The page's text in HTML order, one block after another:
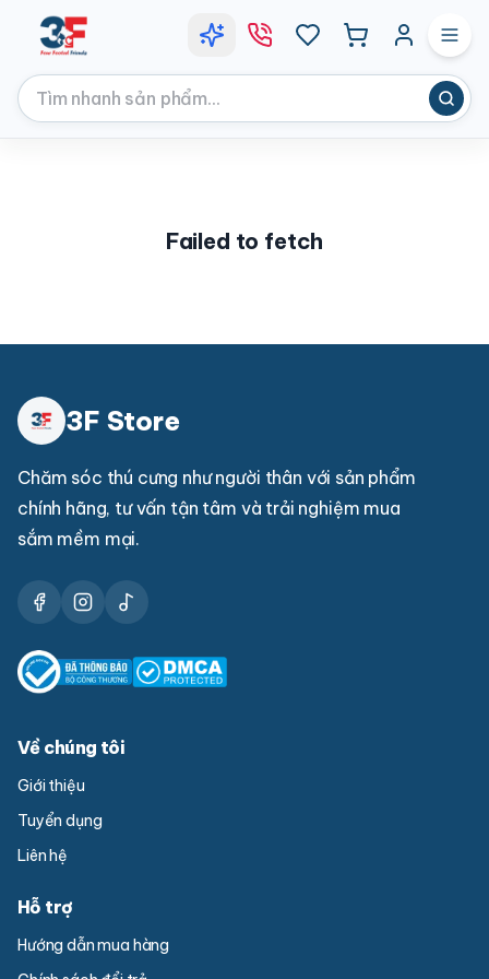
Failed to fetch
3F Store
Chăm sóc thú cưng như người thân với sản phẩm
chính hãng, tư vấn tận tâm và trải nghiệm mua
sắm mềm mại.
Về chúng tôi
Giới thiệu
Tuyển dụng
Liên hệ
Hỗ trợ
Hướng dẫn mua hàng